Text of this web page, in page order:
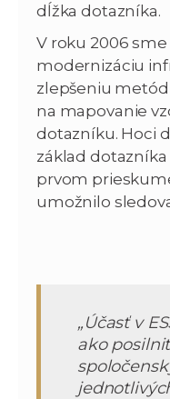
dĺžka dotazníka.
V roku 2006 sme
modernizáciu
zlepšeniu
na mapovanie
dotazníku. Hoci
základ
prvom
umožnilo
„Účasť v
ako